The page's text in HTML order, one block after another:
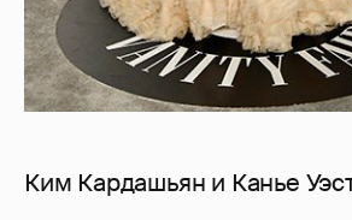
Ким Кардашьян и Канье